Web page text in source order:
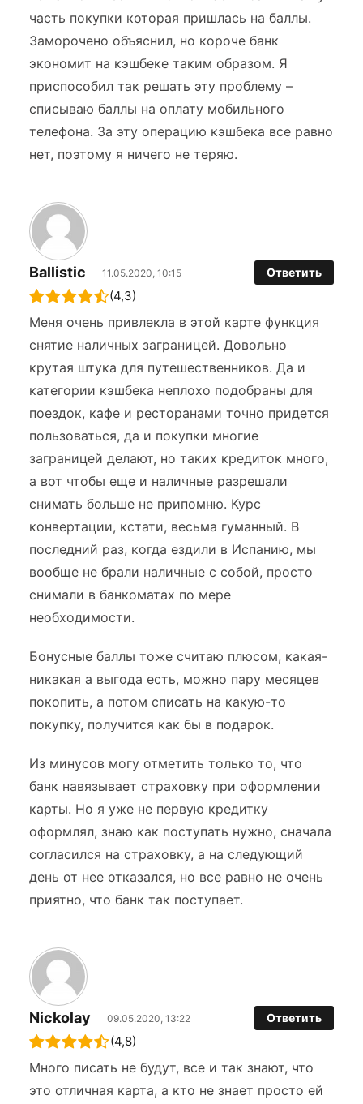
часть покупки которая пришлась на баллы.
Заморочено объяснил, но короче банк
экономит на кэшбеке таким образом. Я
приспособил так решать эту проблему –
списываю баллы на оплату мобильного
телефона. За эту операцию кэшбека все равно
нет, поэтому я ничего не теряю.
Ballistic 11.05.2020, 10:15 Ответить
(4,3)
Меня очень привлекла в этой карте функция
снятие наличных заграницей. Довольно
крутая штука для путешественников. Да и
категории кэшбека неплохо подобраны для
поездок, кафе и ресторанами точно придется
пользоваться, да и покупки многие
заграницей делают, но таких кредиток много,
а вот чтобы еще и наличные разрешали
снимать больше не припомню. Курс
конвертации, кстати, весьма гуманный. В
последний раз, когда ездили в Испанию, мы
вообще не брали наличные с собой, просто
снимали в банкоматах по мере
необходимости.
Бонусные баллы тоже считаю плюсом, какая-
никакая а выгода есть, можно пару месяцев
покопить, а потом списать на какую-то
покупку, получится как бы в подарок.
Из минусов могу отметить только то, что
банк навязывает страховку при оформлении
карты. Но я уже не первую кредитку
оформлял, знаю как поступать нужно, сначала
согласился на страховку, а на следующий
день от нее отказался, но все равно не очень
приятно, что банк так поступает.
Nickolay 09.05.2020, 13:22 Ответить
(4,8)
Много писать не будут, все и так знают, что
это отличная карта, а кто не знает просто ей